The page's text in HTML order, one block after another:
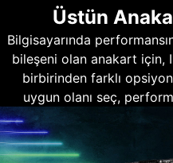
Üstün
Bilgisayarında
bileşeni olan anakart için,
birbirinden farklı
uygun olanı seç,